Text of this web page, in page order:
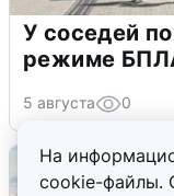
На
cookie-файлы.
У соседей
режиме
5 августа 0